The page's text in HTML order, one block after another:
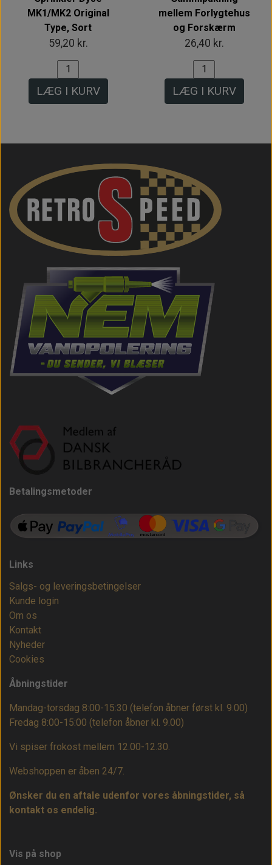
MK1/MK2 Original
Type, Sort
59,20 kr.
LÆG I KURV
mellem Forlygtehus
og Forskærm
26,40 kr.
LÆG I KURV
Betalingsmetoder
Links
Salgs- og leveringsbetingelser
Kunde login
Om os
Kontakt
Nyheder
Cookies
Åbningstider
Mandag-torsdag 8:00-15:30 (telefon åbner først kl. 9.00)
Fredag 8:00-15:00 (telefon åbner kl. 9.00)
Vi spiser frokost mellem 12.00-12.30.
Webshoppen er åben 24/7.
Ønsker du en aftale udenfor vores åbningstider, så
kontakt os endelig.
Vis på shop